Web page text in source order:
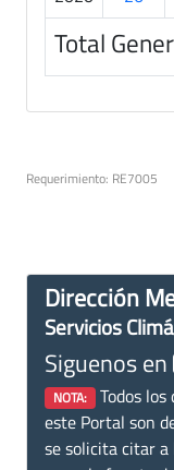
Total
Requerimiento: RE7005
Dirección
Servicios
Siguenos en
NOTA: Todos los
este Portal son
se solicita citar a